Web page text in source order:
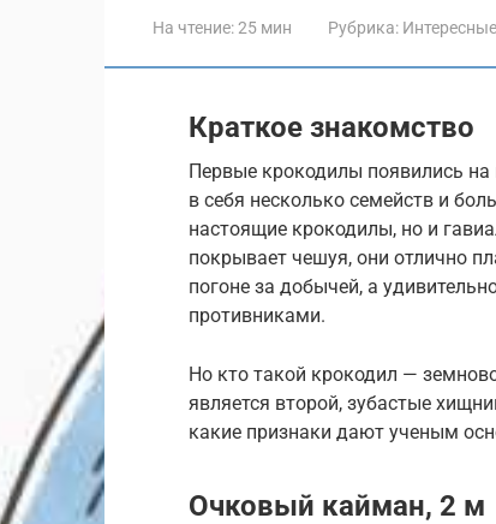
На чтение:25 мин Рубрика:
Краткое знакомство
Первые крокодилы появились на
в себя несколько семейств и
настоящие крокодилы, но и
покрывает чешуя, они отлично
погоне за добычей, а
противниками.
Но кто такой крокодил —
является второй, зубастые
какие признаки дают ученым
Очковый кайман, 2 м